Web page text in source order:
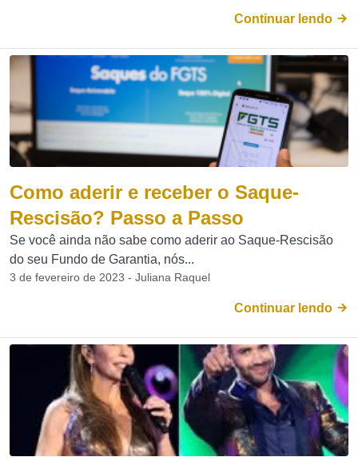
Continuar lendo
Como aderir e receber o Saque-
Rescisão? Passo a Passo
Se você ainda não sabe como aderir ao Saque-Rescisão
do seu Fundo de Garantia, nós...
3 de fevereiro de 2023 - Juliana Raquel
Continuar lendo